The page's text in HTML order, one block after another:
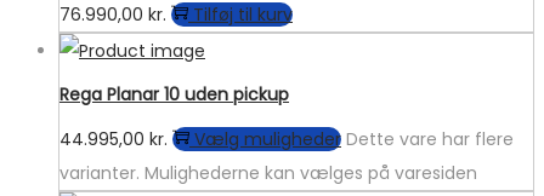
76.990,00 kr. Tilføj til kurv
Rega Planar 10 uden pickup
44.995,00 kr. Vælg muligheder Dette vare har flere
varianter. Mulighederne kan vælges på varesiden